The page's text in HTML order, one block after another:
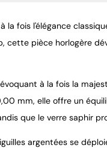
la fois l'élégance
cette pièce horlogère
à la fois la
mm, elle offre un
que le verre saphir
argentées se